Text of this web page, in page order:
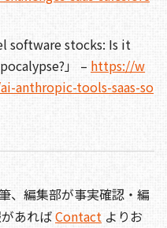
software stocks: Is it
」 – https://w
anthropic-tools-saas-so
、編集部が事実確認・編
あればContact よりお